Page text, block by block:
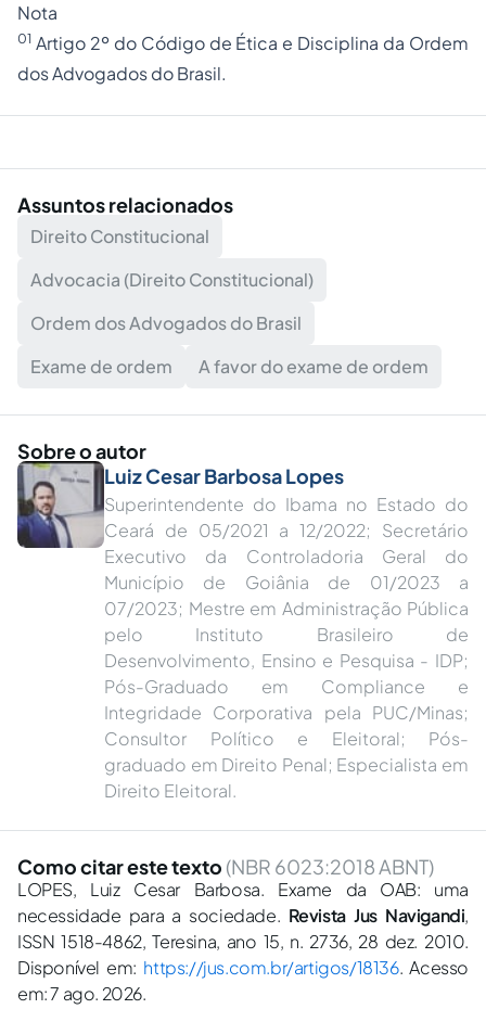
Nota
01 Artigo 2º do Código de Ética e Disciplina da Ordem
dos Advogados do Brasil.
Assuntos relacionados
Direito Constitucional
Advocacia (Direito Constitucional)
Ordem dos Advogados do Brasil
Exame de ordem
A favor do exame de ordem
Sobre o autor
Luiz Cesar Barbosa Lopes
Superintendente do Ibama no Estado do
Ceará de 05/2021 a 12/2022; Secretário
Executivo da Controladoria Geral do
Município de Goiânia de 01/2023 a
07/2023; Mestre em Administração Pública
pelo Instituto Brasileiro de
Desenvolvimento, Ensino e Pesquisa - IDP;
Pós-Graduado em Compliance e
Integridade Corporativa pela PUC/Minas;
Consultor Político e Eleitoral; Pós-
graduado em Direito Penal; Especialista em
Direito Eleitoral.
Como citar este texto (NBR 6023:2018 ABNT)
LOPES, Luiz Cesar Barbosa. Exame da OAB: uma
necessidade para a sociedade. Revista Jus Navigandi,
ISSN 1518-4862, Teresina, ano 15, n. 2736, 28 dez. 2010.
Disponível em: https://jus.com.br/artigos/18136. Acesso
em: 7 ago. 2026.